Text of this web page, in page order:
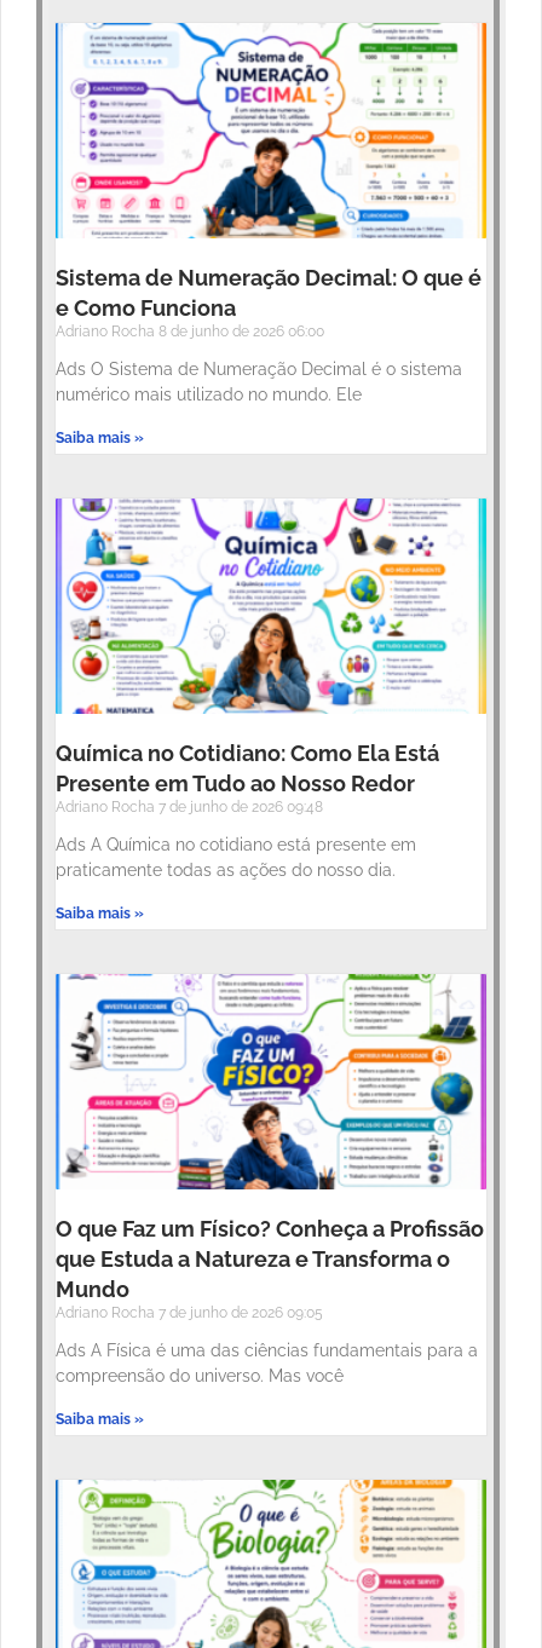
Sistema de Numeração Decimal: O que é
e Como Funciona
Adriano Rocha 8 de junho de 2026 06:00
Ads O Sistema de Numeração Decimal é o sistema
numérico mais utilizado no mundo. Ele
Saiba mais »
Química no Cotidiano: Como Ela Está
Presente em Tudo ao Nosso Redor
Adriano Rocha 7 de junho de 2026 09:48
Ads A Química no cotidiano está presente em
praticamente todas as ações do nosso dia.
Saiba mais »
O que Faz um Físico? Conheça a Profissão
que Estuda a Natureza e Transforma o
Mundo
Adriano Rocha 7 de junho de 2026 09:05
Ads A Física é uma das ciências fundamentais para a
compreensão do universo. Mas você
Saiba mais »